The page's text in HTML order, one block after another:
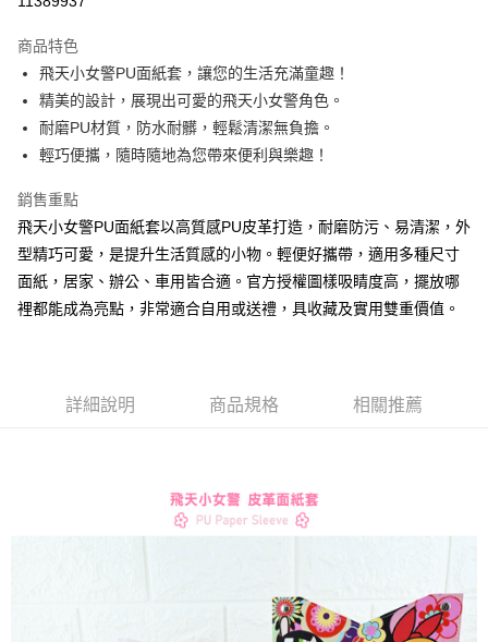
Apple Pay
街口支付
悠遊付
AFTEE先享後付
相關說明
AFTEE先享後付是「在收到商品之後才付款」的支付方式。 讓您購物簡單
便利好安心！
１．簡單：不需註冊會員、不需綁卡、不需儲值。
２．便利：只要手機號碼，簡訊認證，即可結帳。
１．於結帳方式選擇「AFTEE先享後付」後，將跳轉至「AFTEE先享後付」
結帳頁面，進行簡訊認證並確認金額後，即可完成結帳。
※ 請注意：結帳手續完成當下不需立刻繳費，但若您需要取消訂單，請聯絡
購買商品的店家。未經商家同意取消之訂單仍視為有效，需透過AFTEE先享
後付繳納相關費用。
https://netprotections.freshdesk.com/support/home
ATM付款
運送方式
付款後全家取貨
每筆NT$60，滿NT$499(含以上)免運費
商品特色
飛天小女警PU面紙套，讓您的生活充滿童趣！
精美的設計，展現出可愛的飛天小女警角色。
耐磨PU材質，防水耐髒，輕鬆清潔無負擔。
輕巧便攜，隨時隨地為您帶來便利與樂趣！
銷售重點
飛天小女警PU面紙套以高質感PU皮革打造，耐磨防污、易清潔，外
型精巧可愛，是提升生活質感的小物。輕便好攜帶，適用多種尺寸
面紙，居家、辦公、車用皆合適。官方授權圖樣吸睛度高，擺放哪
裡都能成為亮點，非常適合自用或送禮，具收藏及實用雙重價值。
詳細說明 商品規格 相關推薦